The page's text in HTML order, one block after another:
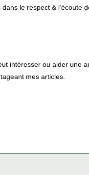
le respect & l’écoute
intéresser ou aider une
mes articles.